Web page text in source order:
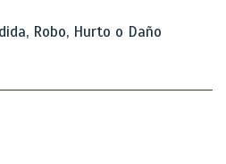
Robo, Hurto o Daño